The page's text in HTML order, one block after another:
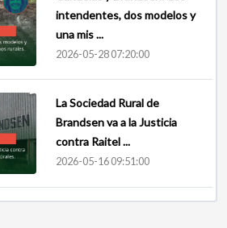
intendentes, dos modelos y
una mis ...
2026-05-28 07:20:00
La Sociedad Rural de
Brandsen va a la Justicia
contra Raitel ...
2026-05-16 09:51:00